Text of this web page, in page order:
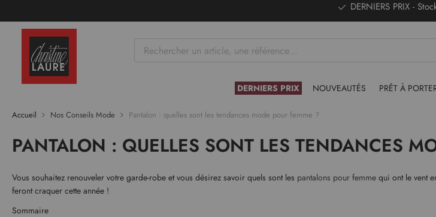
DERNIERS PRIX -
DERNIERS PRIX NOUVEAUTÉS PRÊT À
Accueil Nos Conseils Mode Pantalon : quelles sont les tendances mode pour femme ?
PANTALON : QUELLES SONT LES TENDANCES
Vous souhaitez renouveler votre garde-robe et vous désirez savoir quels sont les pantalons pour femme qui ont le vent
feront craquer cette année !
Sommaire